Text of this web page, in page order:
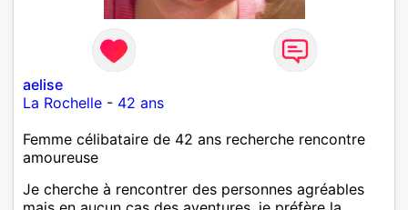
aelise
La Rochelle - 42 ans
Femme célibataire de 42 ans recherche rencontre
amoureuse
Je cherche à rencontrer des personnes agréables